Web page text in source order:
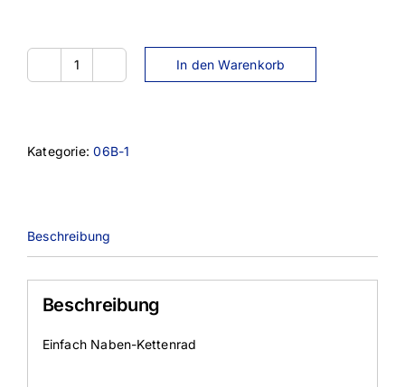
N101-
In den Warenkorb
Kategorie:06B-1
Beschreibung
Beschreibung
Einfach Naben-Kettenrad